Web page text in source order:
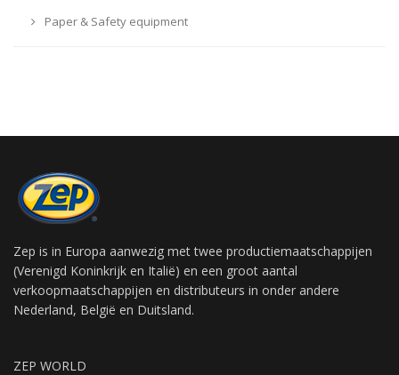
Paper & Safety equipment
Zep is in Europa aanwezig met twee productiemaatschappijen
(Verenigd Koninkrijk en Italië) en een groot aantal
verkoopmaatschappijen en distributeurs in onder andere
Nederland, België en Duitsland.
ZEP WORLD